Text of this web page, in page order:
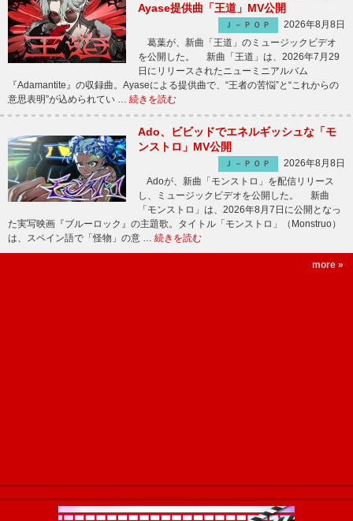
Ayase提供曲「王道」MV公開
Ｊ－ＰＯＰ
2026年8月8日
葛葉が、新曲「王道」のミュージックビデオ
を公開した。 新曲「王道」は、2026年7月29
日にリリースされたニューミニアルバム
『Adamantite』の収録曲。Ayaseによる提供曲で、“王者の苦悩”と“これからの
意思表明”が込められてい … 続きを読む
Ado、ビビッドでエネルギッシュな「モ
ンストロ」MV公開
Ｊ－ＰＯＰ
2026年8月8日
Adoが、新曲「モンストロ」を配信リリース
し、ミュージックビデオを公開した。 新曲
「モンストロ」は、2026年8月7日に公開となっ
た実写映画『ブルーロック』の主題歌。タイトル「モンストロ」（Monstruo）
は、スペイン語で「怪物」の意 … 続きを読む
more »